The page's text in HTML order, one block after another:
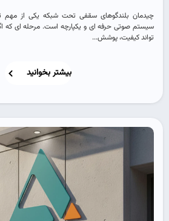
چیدمان بلندگوهای سقفی تحت شبکه یکی از مهم
سیستم صوتی حرفه ‌ای و یکپارچه است. مرحله ‌ای که
‌تواند کیفیت، پوشش...
بیشتر بخوانید